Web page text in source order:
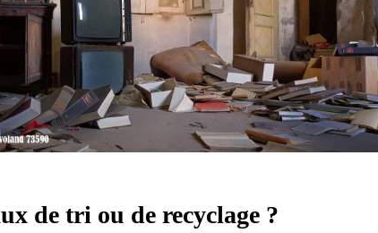
de tri ou de recyclage ?